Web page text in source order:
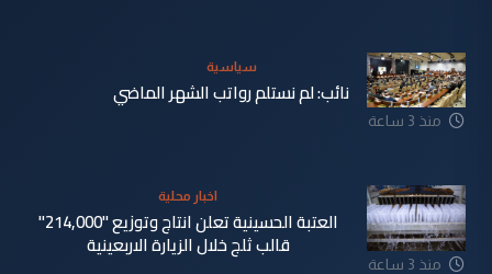
منذ 3 ساعة
سياسية
نائب: لم نستلم رواتب الشهر الماضي
منذ 3 ساعة
اخبار محلية
العتبة الحسينية تعلن انتاج وتوزيع "214,000"
قالب ثلج خلال الزيارة الاربعينية